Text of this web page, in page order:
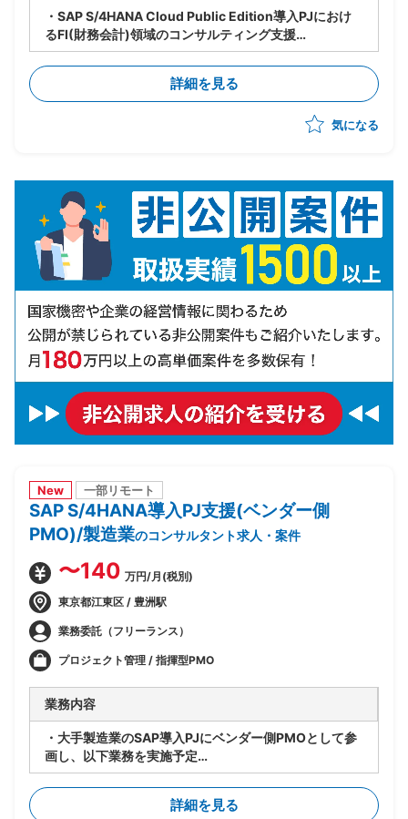
・SAP S/4HANA Cloud Public Edition導入PJにおけ
るFI(財務会計)領域のコンサルティング支援
・ベンダー側、SAPコンサルタントポジション
・財務会計管理および決算処理に関するコンサルティン
・固定資産管理、建設仮勘定領域の要件定義、設計支援
・SD、MM、FICOモジュール間の連携要件整理、調整
詳細を見る
気になる
New 一部リモート
SAP S/4HANA導入PJ支援(ベンダー側
PMO)/製造業のコンサルタント求人・案件
〜140 万円/月(税別)
東京都江東区 / 豊洲駅
業務委託（フリーランス）
プロジェクト管理 / 指揮型PMO
業務内容
・大手製造業のSAP導入PJにベンダー側PMOとして参
画し、以下業務を実施予定
・PJ規模は500人月以上
-進捗/品質/課題管理
-リカバリー時の要因分析/リカバリープランの策定
詳細を見る